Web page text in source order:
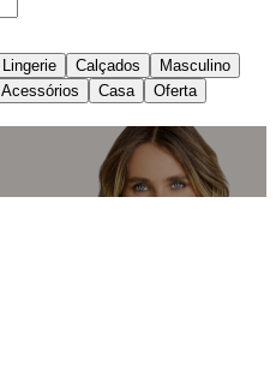
Lingerie Calçados
Masculino
Acessórios Casa Oferta